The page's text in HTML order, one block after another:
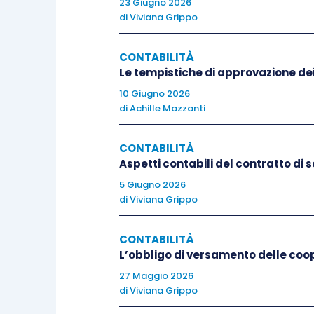
sociale, della riserva legale e
delle perdite.
Una volta verificato il rispetto dei
approvazione del bilancio o con
distribuzione ai soci degli utili
In sede diredazione del progetto di
dell’utile sarà effettuata dall’organo
sulla gestione o, in assenza, in nota
delibera di distribuzione di utili
soggetta al deposito, a cura degli
termine di30 giorni
diViviana Grippo
CONTABILITÀ
Le tempistiche di approvazione
10 Giugno 2026
diAchille Mazzanti
CONTABILITÀ
Aspetti contabili del contratto di
5 Giugno 2026
diViviana Grippo
CONTABILITÀ
L’obbligo di versamento delle
27 Maggio 2026
diViviana Grippo